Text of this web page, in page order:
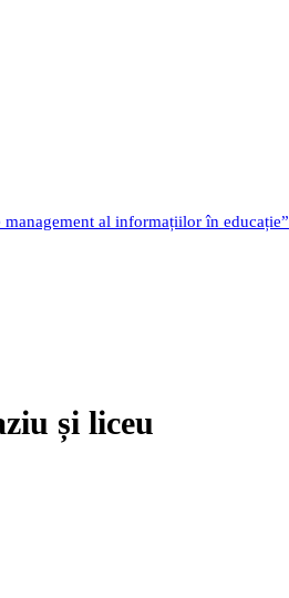
al informațiilor în educație”
și liceu